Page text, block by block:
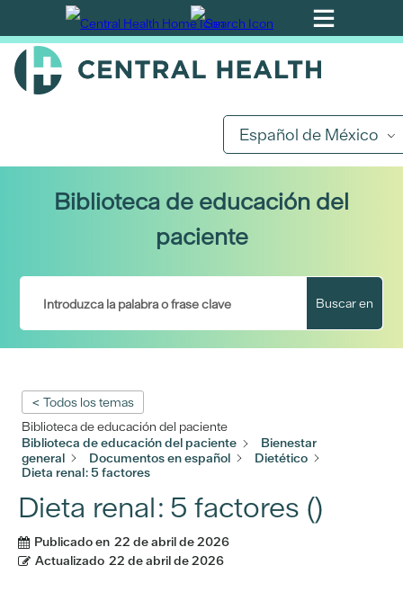
Ir
al
contenido
Español de México
Biblioteca de educación del
paciente
Buscar en
< Todos los temas
Biblioteca de educación del paciente
Biblioteca de educación del paciente
Bienestar
general
Documentos en español
Dietético
Dieta renal: 5 factores
Dieta renal: 5 factores ()
Publicado en 22 de abril de 2026
Actualizado 22 de abril de 2026